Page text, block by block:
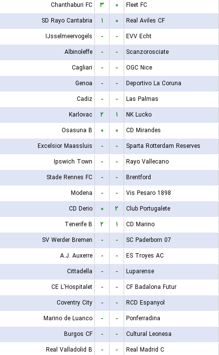
Chanthaburi FC
۳ ۰
Fleet FC
SD Rayo Cantabria
۱ ۰
Real Aviles CF
IJsselmeervogels
- -
EVV Echt
Albinoleffe
- -
Scanzorosciate
Cagliari
- -
OGC Nice
Genoa
- -
Deportivo La Coruna
Cadiz
- -
Las Palmas
Karlovac
۲ ۱
NK Lucko
Osasuna B
۰ ۰
CD Mirandes
Excelsior Maassluis
- -
Sparta Rotterdam Reserves
Ipswich Town
- -
Rayo Vallecano
Stade Rennes FC
- -
Brentford
Modena
- -
Vis Pesaro 1898
CD Derio
۰ ۲
Club Portugalete
Tenerife B
۲ ۱
CD Marino
SV Werder Bremen
- -
SC Paderborn 07
A.J. Auxerre
- -
ES Troyes AC
Cittadella
- -
Luparense
CE L'Hospitalet
- -
CF Badalona Futur
Coventry City
- -
RCD Espanyol
Marino de Luanco
- -
Ponferradina
Burgos CF
- -
Cultural Leonesa
Real Valladolid B
- -
Real Madrid C